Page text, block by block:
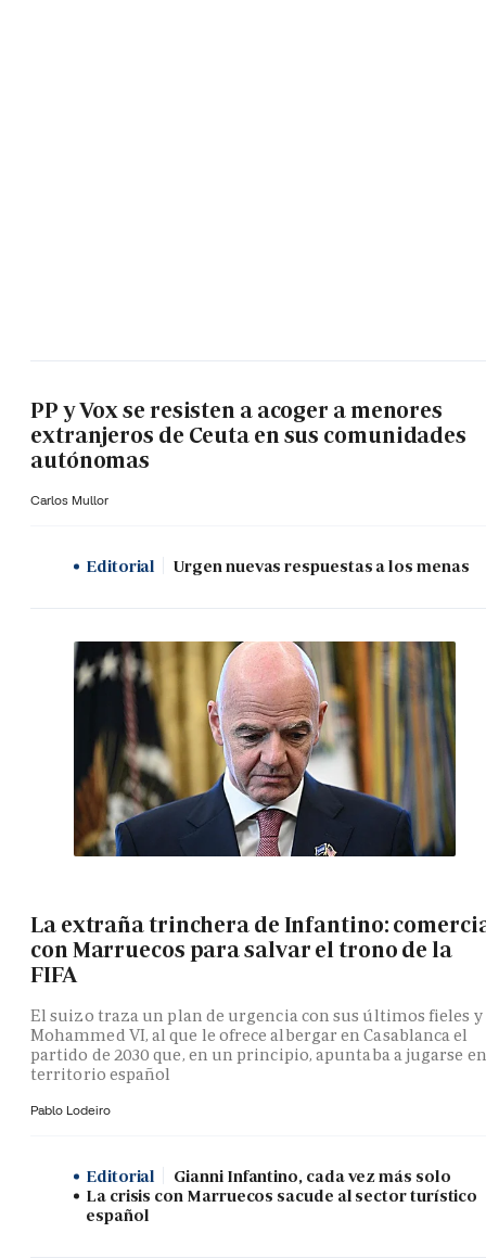
PP y Vox se resisten a acoger a menores
extranjeros de Ceuta en sus comunidades
autónomas
Carlos Mullor
Editorial Urgen nuevas respuestas a los menas
La extraña trinchera de Infantino:
con Marruecos para salvar el trono de la
FIFA
El suizo traza un plan de urgencia con sus últimos fieles y
Mohammed VI, al que le ofrece albergar en Casablanca el
partido de 2030 que, en un principio, apuntaba a jugarse en
territorio español
Pablo Lodeiro
Editorial
Gianni Infantino, cada vez más solo
La crisis con Marruecos sacude al sector turístico
español